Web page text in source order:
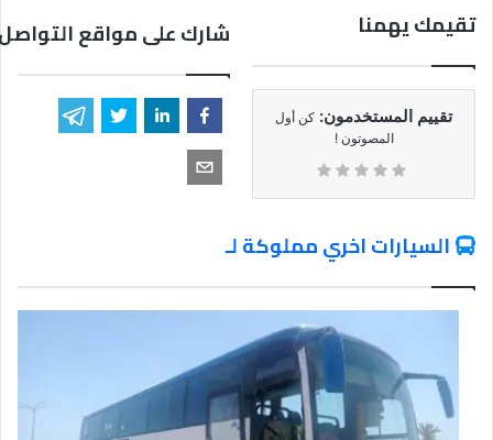
تقيمك يهمنا
تقييم المستخدمون: كن أول
المصوتون !
شارك على مواقع
السيارات اخري مملوكة لـ